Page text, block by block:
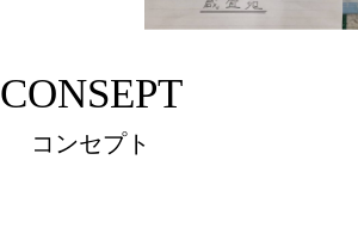
CONSEPT
コンセプト